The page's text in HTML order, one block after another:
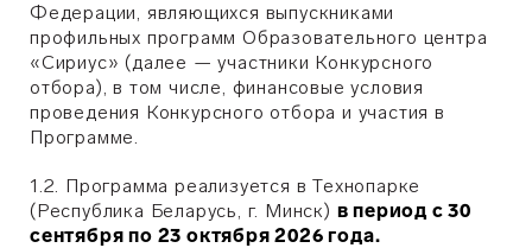
Федерации, являющихся выпускниками
профильных программ Образовательного центра
«Сириус» (далее — участники Конкурсного
отбора), в том числе, финансовые условия
проведения Конкурсного отбора и участия в
Программе.
1.2. Программа реализуется в Технопарке
(Республика Беларусь, г. Минск) в период с 30
сентября по 23 октября 2026 года.